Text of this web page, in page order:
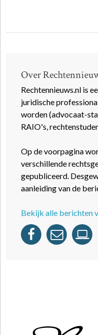
Over
Rechtennieuws.nl is
juridische
worden (advocaat-
RAIO's,
Op de voorpagina
verschillende
gepubliceerd.
aanleiding van de
Bekijk alle berichten